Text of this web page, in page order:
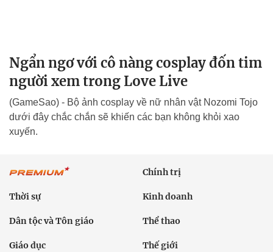
Ngẩn ngơ với cô nàng cosplay đốn tim
người xem trong Love Live
(GameSao) - Bộ ảnh cosplay về nữ nhân vật Nozomi Tojo
dưới đây chắc chắn sẽ khiến các bạn không khỏi xao
xuyến.
Chính trị
Thời sự Kinh doanh
Dân tộc và Tôn giáo Thể thao
Giáo dục Thế giới